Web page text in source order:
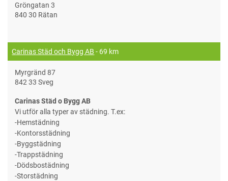
Gröngatan 3
840 30 Rätan
Carinas Städ och Bygg AB - 69 km
Myrgränd 87
842 33 Sveg
Carinas Städ o Bygg AB
Vi utför alla typer av städning. T.ex:
-Hemstädning
-Kontorsstädning
-Byggstädning
-Trappstädning
-Dödsbostädning
-Storstädning